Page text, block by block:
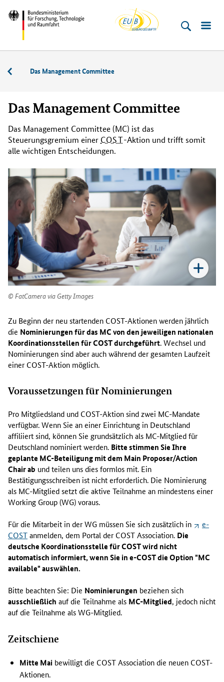
Direkt
zum
Inhalt
(Eingabetaste)
Direkt
zum
Hauptmenu
(Eingabetaste)
Direkt
zur
Suche
(Eingabetaste)
Direkt
zur
Seitenleiste
(Enter)
Direkt
zur
Fußleiste
(Enter)
Bundesministerium
Technologie
Raumfahrt
Buero
COST-
Europäische
Netzwerke
für
exzellente
Forschung
Das Management Committee
Das Management Committee
Das Management Committee(MC) ist das
Steuerungsgremium einer COST-Aktion und trifft somit
alle wichtigen Entscheidungen.
FatCamera via Getty Images
Zu Beginn der neu startenden COST-Aktionen werden jährlich
die Nominierungen für das MC von den jeweiligen nationalen
Koordinationsstellen für COST durchgeführt. Wechsel und
Nominierungen sind aber auch während der gesamten Laufzeit
einer COST-Aktion möglich.
Voraussetzungen für Nominierungen
Pro Mitgliedsland und COST-Aktion sind zwei MC-Mandate
verfügbar. Wenn Sie an einer Einrichtung in Deutschland
affiliiert sind, können Sie grundsätzlich als MC-Mitglied für
Deutschland nominiert werden. Bitte stimmen Sie Ihre
geplante MC-Beteiligung mit dem Main Proposer/Action
Chairab und teilen uns dies formlos mit. Ein
Bestätigungsschreiben ist nicht erforderlich. Die Nominierung
als MC-Mitglied setzt die aktive Teilnahme an mindestens einer
Working Group(WG) voraus.
Für die Mitarbeit in der WG müssen Sie sich zusätzlich in
e-
COSTanmelden, dem Portal der COSTAssociation. Die
deutsche Koordinationsstelle für COST wird nicht
automatisch informiert, wenn Sie in e-COST die Option "MC
available" auswählen.
Bitte beachten Sie: Die Nominierungen beziehen sich
ausschließlich auf die Teilnahme als MC-Mitglied, jedoch nicht
auf die Teilnahme als WG-Mitglied.
Zeitschiene
Mitte Mai bewilligt die COSTAssociationdie neuen COST-
Aktionen.